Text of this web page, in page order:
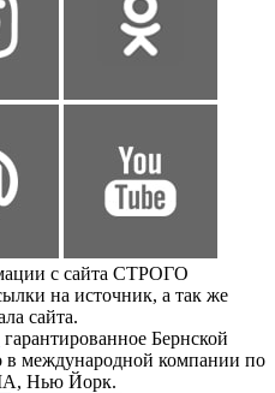
с сайта СТРОГО
на источник, а так же
сайта.
гарантированное Бернской
в международной компании по
Нью Йорк.